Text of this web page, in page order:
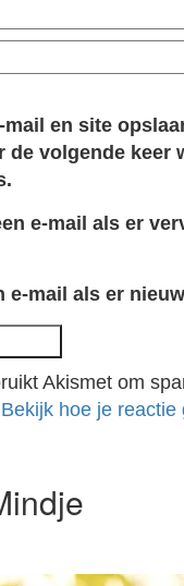
mail en site
de volgende keer
e-mail als er
e-mail als er
Akismet om
Bekijk hoe je reactie